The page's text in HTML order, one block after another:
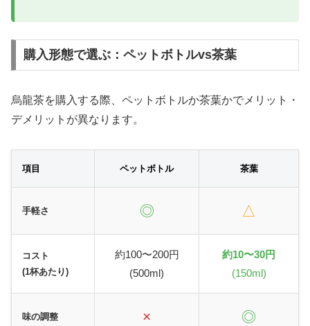
購入形態で選ぶ：ペットボトルvs茶葉
烏龍茶を購入する際、ペットボトルか茶葉かでメリット・
デメリットが異なります。
項目 ペットボトル 茶葉
手軽さ ◎ △
コスト
(1杯あたり)
約100〜200円
(500ml)
約10〜30円
(150ml)
味の調整 × ◎